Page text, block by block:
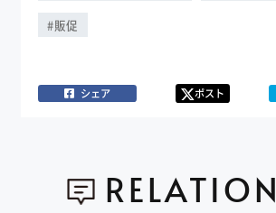
#販促
シェア ポスト
RELATION